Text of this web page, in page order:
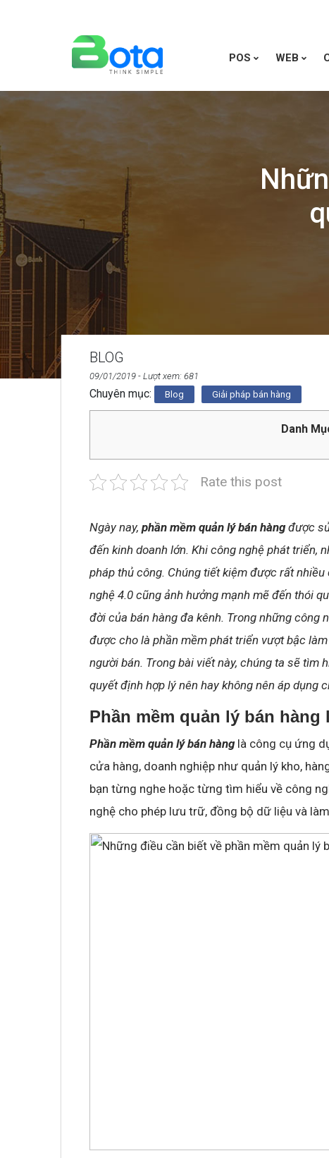
POS WEB
BLOG
09/01/2019 - Lượt xem: 681
Chuyên mục: Blog Giải pháp bán hàng
Danh
Rate this post
Ngày nay, phần mềm quản lý bán hàngđược sử
đến kinh doanh lớn. Khi công nghệ phát triển,
pháp thủ công. Chúng tiết kiệm được rất
nghệ 4.0 cũng ảnh hưởng mạnh mẽ đến thói
đời của bán hàng đa kênh. Trong những công
được cho là phần mềm phát triển vượt bậc
người bán. Trong bài viết này, chúng ta sẽ tìm
quyết định hợp lý nên hay không nên áp dụng
Phần mềm quản lý bán hàng
Phần mềm quản lý bán hànglà công cụ ứng
cửa hàng, doanh nghiệp như quản lý kho,
bạn từng nghe hoặc từng tìm hiểu về công
nghệ cho phép lưu trữ, đồng bộ dữ liệu và